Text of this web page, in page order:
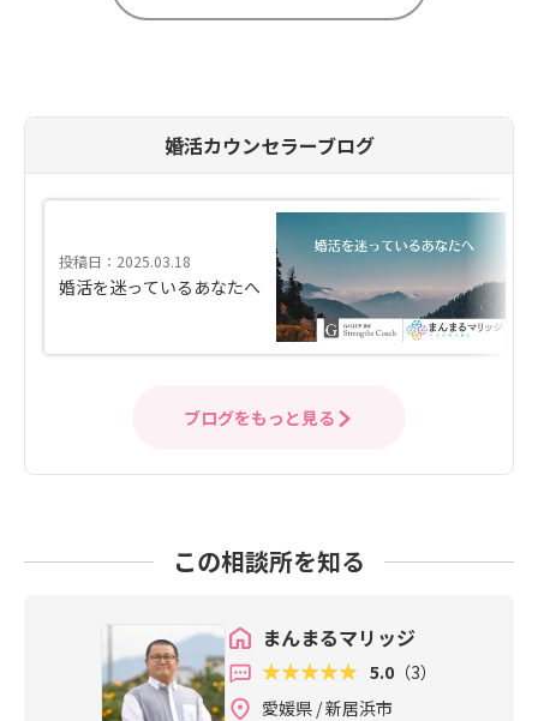
婚活カウンセラーブログ
投稿日：2025.03.18
婚活を迷っているあなたへ
ブログをもっと見る
この相談所を知る
まんまるマリッジ
5.0 （3）
愛媛県 / 新居浜市